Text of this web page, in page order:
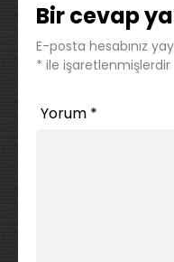
Bir cevap
E-posta hesabınız
* ile işaretlenmişlerdir
Yorum *